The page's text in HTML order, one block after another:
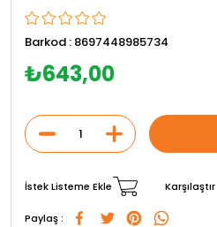
Barkod : 8697448985734
₺643,00
İstek Listeme Ekle Karşılaştır
Paylaş :